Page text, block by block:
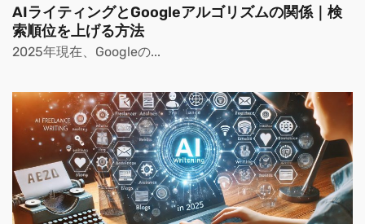
AIライティングとGoogleアルゴリズムの関係｜検
索順位を上げる方法
2025年現在、Googleの...